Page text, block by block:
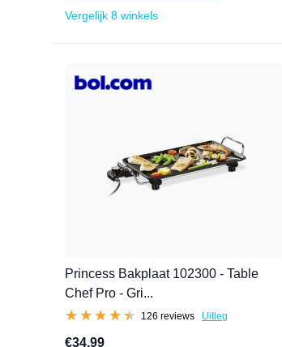
Vergelijk 8 winkels
Princess Bakplaat 102300 - Table
Chef Pro - Gri...
★★★★★
★★★★★ 126 reviews Uitleg
€34,99